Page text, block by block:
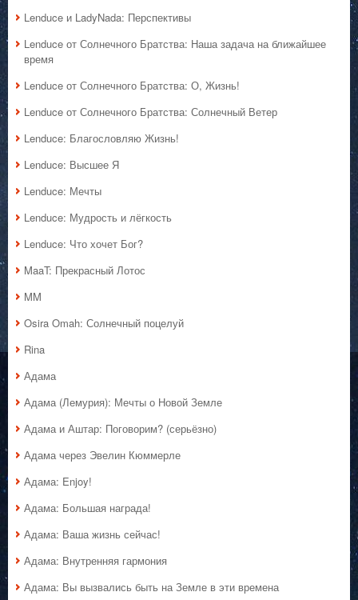
Lenduce и LadyNada: Перспективы
Lenduce от Солнечного Братства: Наша задача на ближайшее
время
Lenduce от Солнечного Братства: О, Жизнь!
Lenduce от Солнечного Братства: Солнечный Ветер
Lenduce: Благословляю Жизнь!
Lenduce: Высшее Я
Lenduce: Мечты
Lenduce: Мудрость и лёгкость
Lenduce: Что хочет Бог?
MaaT: Прекрасный Лотос
MM
Osira Omah: Солнечный поцелуй
Rina
Адама
Адама (Лемурия): Мечты о Новой Земле
Адама и Аштар: Поговорим? (серьёзно)
Адама через Эвелин Кюммерле
Адама: Enjoy!
Адама: Большая награда!
Адама: Ваша жизнь сейчас!
Адама: Внутренняя гармония
Адама: Вы вызвались быть на Земле в эти времена